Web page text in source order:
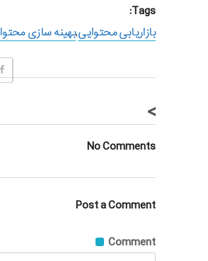
Tags:
بازاریابی محتوایی,بهینه سازی محتوا
>
No Comments
Post a Comment
Comment